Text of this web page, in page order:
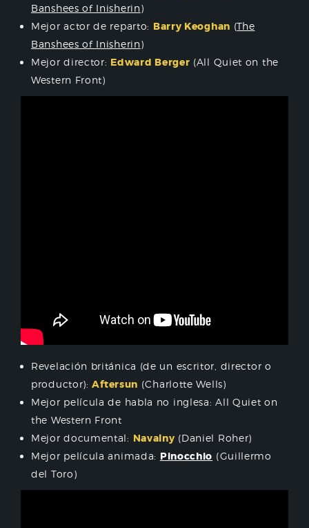
Banshees of Inisherin)
Mejor actor de reparto: Barry Keoghan (The
Banshees of Inisherin)
Mejor director: Edward Berger (All Quiet on the
Western Front)
Revelación británica (de un escritor, director o
productor):Aftersun (Charlotte Wells)
Mejor película de habla no inglesa: All Quiet on
the Western Front
Mejor documental: Navalny (Daniel Roher)
Mejor película animada: Pinocchio (Guillermo
del Toro)